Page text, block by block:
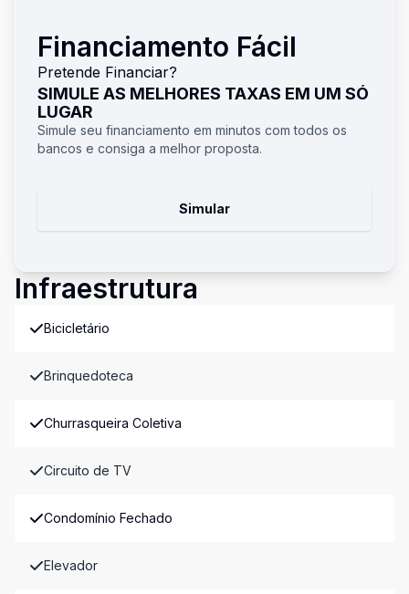
Financiamento Fácil
Pretende Financiar?
SIMULE AS MELHORES TAXAS EM UM SÓ
LUGAR
Simule seu financiamento em minutos com todos os
bancos e consiga a melhor proposta.
Simular
Infraestrutura
Bicicletário
Brinquedoteca
Churrasqueira Coletiva
Circuito de TV
Condomínio Fechado
Elevador